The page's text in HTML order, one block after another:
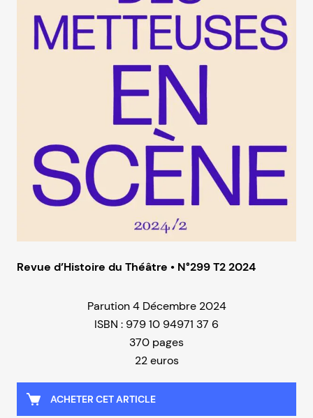
Revue d’Histoire du Théâtre • N°299 T2 2024
Parution 4 Décembre 2024
ISBN : 979 10 94971 37 6
370 pages
22 euros
ACHETER CET ARTICLE